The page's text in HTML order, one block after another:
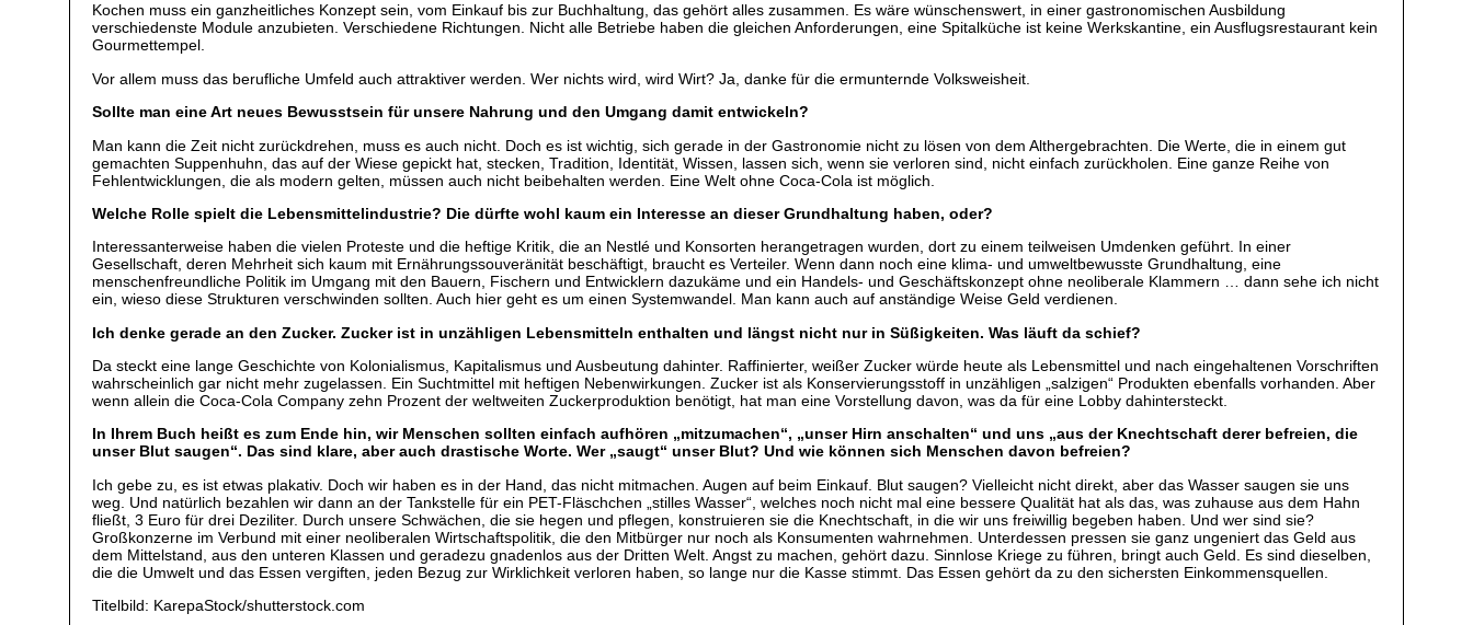
Kochen muss ein ganzheitliches Konzept sein, vom Einkauf bis zur Buchhaltung, das gehört alles zusammen. Es wäre wünschenswert, in einer gastronomischen Ausbildung
verschiedenste Module anzubieten. Verschiedene Richtungen. Nicht alle Betriebe haben die gleichen Anforderungen, eine Spitalküche ist keine Werkskantine, ein Ausflugsrestaurant kein
Gourmettempel.
Vor allem muss das berufliche Umfeld auch attraktiver werden. Wer nichts wird, wird Wirt? Ja, danke für die ermunternde Volksweisheit.
Sollte man eine Art neues Bewusstsein für unsere Nahrung und den Umgang damit entwickeln?
Man kann die Zeit nicht zurückdrehen, muss es auch nicht. Doch es ist wichtig, sich gerade in der Gastronomie nicht zu lösen von dem Althergebrachten. Die Werte, die in einem gut
gemachten Suppenhuhn, das auf der Wiese gepickt hat, stecken, Tradition, Identität, Wissen, lassen sich, wenn sie verloren sind, nicht einfach zurückholen. Eine ganze Reihe von
Fehlentwicklungen, die als modern gelten, müssen auch nicht beibehalten werden. Eine Welt ohne Coca-Cola ist möglich.
Welche Rolle spielt die Lebensmittelindustrie? Die dürfte wohl kaum ein Interesse an dieser Grundhaltung haben, oder?
Interessanterweise haben die vielen Proteste und die heftige Kritik, die an Nestlé und Konsorten herangetragen wurden, dort zu einem teilweisen Umdenken geführt. In einer
Gesellschaft, deren Mehrheit sich kaum mit Ernährungssouveränität beschäftigt, braucht es Verteiler. Wenn dann noch eine klima- und umweltbewusste Grundhaltung, eine
menschenfreundliche Politik im Umgang mit den Bauern, Fischern und Entwicklern dazukäme und ein Handels- und Geschäftskonzept ohne neoliberale Klammern … dann sehe ich nicht
ein, wieso diese Strukturen verschwinden sollten. Auch hier geht es um einen Systemwandel. Man kann auch auf anständige Weise Geld verdienen.
Ich denke gerade an den Zucker. Zucker ist in unzähligen Lebensmitteln enthalten und längst nicht nur in Süßigkeiten. Was läuft da schief?
Da steckt eine lange Geschichte von Kolonialismus, Kapitalismus und Ausbeutung dahinter. Raffinierter, weißer Zucker würde heute als Lebensmittel und nach eingehaltenen Vorschriften
wahrscheinlich gar nicht mehr zugelassen. Ein Suchtmittel mit heftigen Nebenwirkungen. Zucker ist als Konservierungsstoff in unzähligen „salzigen“ Produkten ebenfalls vorhanden. Aber
wenn allein die Coca-Cola Company zehn Prozent der weltweiten Zuckerproduktion benötigt, hat man eine Vorstellung davon, was da für eine Lobby dahintersteckt.
In Ihrem Buch heißt es zum Ende hin, wir Menschen sollten einfach aufhören „mitzumachen“, „unser Hirn anschalten“ und uns „aus der Knechtschaft derer befreien, die
unser Blut saugen“. Das sind klare, aber auch drastische Worte. Wer „saugt“ unser Blut? Und wie können sich Menschen davon befreien?
Ich gebe zu, es ist etwas plakativ. Doch wir haben es in der Hand, das nicht mitmachen. Augen auf beim Einkauf. Blut saugen? Vielleicht nicht direkt, aber das Wasser saugen sie uns
weg. Und natürlich bezahlen wir dann an der Tankstelle für ein PET-Fläschchen „stilles Wasser“, welches noch nicht mal eine bessere Qualität hat als das, was zuhause aus dem Hahn
fließt, 3 Euro für drei Deziliter. Durch unsere Schwächen, die sie hegen und pflegen, konstruieren sie die Knechtschaft, in die wir uns freiwillig begeben haben. Und wer sind sie?
Großkonzerne im Verbund mit einer neoliberalen Wirtschaftspolitik, die den Mitbürger nur noch als Konsumenten wahrnehmen. Unterdessen pressen sie ganz ungeniert das Geld aus
dem Mittelstand, aus den unteren Klassen und geradezu gnadenlos aus der Dritten Welt. Angst zu machen, gehört dazu. Sinnlose Kriege zu führen, bringt auch Geld. Es sind dieselben,
die die Umwelt und das Essen vergiften, jeden Bezug zur Wirklichkeit verloren haben, so lange nur die Kasse stimmt. Das Essen gehört da zu den sichersten Einkommensquellen.
Titelbild: KarepaStock/shutterstock.com